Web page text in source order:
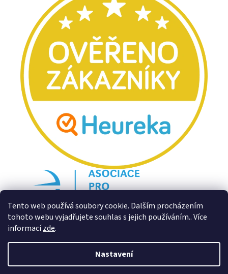
Tento web používá soubory cookie. Dalším procházením
tohoto webu vyjadřujete souhlas s jejich používáním.. Více
informacízde.
Nastavení